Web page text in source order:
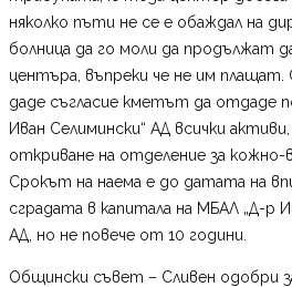
няколко пъти не се е обаждал на
болница да го моли да продължат
центъра, въпреки че не им
даде съгласие кметът да отдаде
Иван Селимински“ АД всички
откриване на отделение за кожно-
Срокът на наема е до датата на
сградата в капитала на МБАЛ „Д-р
АД, но не повече от 10 години.
Общински съвет – Сливен одобри